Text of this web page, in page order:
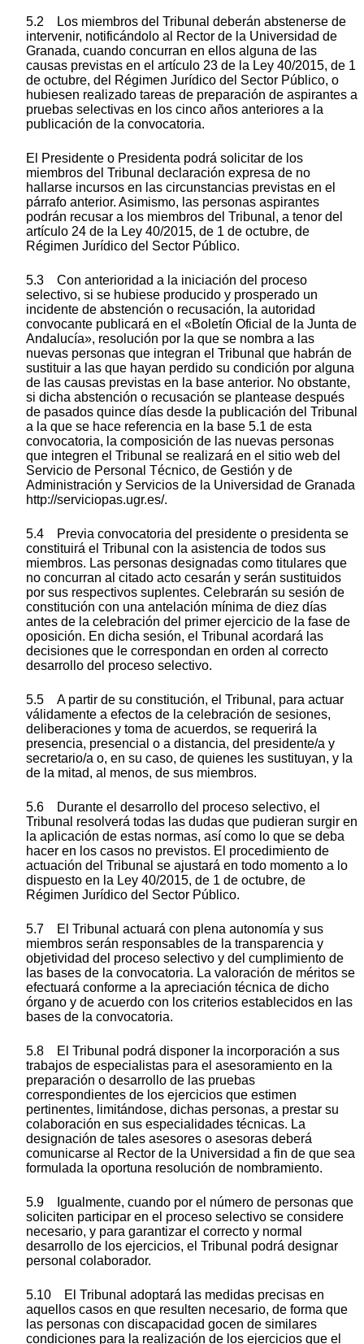
5.2 Los miembros del Tribunal deberán abstenerse de
intervenir, notificándolo al Rector de la Universidad de
Granada, cuando concurran en ellos alguna de las
causas previstas en el artículo 23 de la Ley 40/2015, de 1
de octubre, del Régimen Jurídico del Sector Público, o
hubiesen realizado tareas de preparación de aspirantes a
pruebas selectivas en los cinco años anteriores a la
publicación de la convocatoria.
El Presidente o Presidenta podrá solicitar de los
miembros del Tribunal declaración expresa de no
hallarse incursos en las circunstancias previstas en el
párrafo anterior. Asimismo, las personas aspirantes
podrán recusar a los miembros del Tribunal, a tenor del
artículo 24 de la Ley 40/2015, de 1 de octubre, de
Régimen Jurídico del Sector Público.
5.3 Con anterioridad a la iniciación del proceso
selectivo, si se hubiese producido y prosperado un
incidente de abstención o recusación, la autoridad
convocante publicará en el «Boletín Oficial de la Junta de
Andalucía», resolución por la que se nombra a las
nuevas personas que integran el Tribunal que habrán de
sustituir a las que hayan perdido su condición por alguna
de las causas previstas en la base anterior. No obstante,
si dicha abstención o recusación se plantease después
de pasados quince días desde la publicación del Tribunal
a la que se hace referencia en la base 5.1 de esta
convocatoria, la composición de las nuevas personas
que integren el Tribunal se realizará en el sitio web del
Servicio de Personal Técnico, de Gestión y de
Administración y Servicios de la Universidad de Granada
http://serviciopas.ugr.es/.
5.4 Previa convocatoria del presidente o presidenta se
constituirá el Tribunal con la asistencia de todos sus
miembros. Las personas designadas como titulares que
no concurran al citado acto cesarán y serán sustituidos
por sus respectivos suplentes. Celebrarán su sesión de
constitución con una antelación mínima de diez días
antes de la celebración del primer ejercicio de la fase de
oposición. En dicha sesión, el Tribunal acordará las
decisiones que le correspondan en orden al correcto
desarrollo del proceso selectivo.
5.5 A partir de su constitución, el Tribunal, para actuar
válidamente a efectos de la celebración de sesiones,
deliberaciones y toma de acuerdos, se requerirá la
presencia, presencial o a distancia, del presidente/a y
secretario/a o, en su caso, de quienes les sustituyan, y la
de la mitad, al menos, de sus miembros.
5.6 Durante el desarrollo del proceso selectivo, el
Tribunal resolverá todas las dudas que pudieran surgir en
la aplicación de estas normas, así como lo que se deba
hacer en los casos no previstos. El procedimiento de
actuación del Tribunal se ajustará en todo momento a lo
dispuesto en la Ley 40/2015, de 1 de octubre, de
Régimen Jurídico del Sector Público.
5.7 El Tribunal actuará con plena autonomía y sus
miembros serán responsables de la transparencia y
objetividad del proceso selectivo y del cumplimiento de
las bases de la convocatoria. La valoración de méritos se
efectuará conforme a la apreciación técnica de dicho
órgano y de acuerdo con los criterios establecidos en las
bases de la convocatoria.
5.8 El Tribunal podrá disponer la incorporación a sus
trabajos de especialistas para el asesoramiento en la
preparación o desarrollo de las pruebas
correspondientes de los ejercicios que estimen
pertinentes, limitándose, dichas personas, a prestar su
colaboración en sus especialidades técnicas. La
designación de tales asesores o asesoras deberá
comunicarse al Rector de la Universidad a fin de que sea
formulada la oportuna resolución de nombramiento.
5.9 Igualmente, cuando por el número de personas que
soliciten participar en el proceso selectivo se considere
necesario, y para garantizar el correcto y normal
desarrollo de los ejercicios, el Tribunal podrá designar
personal colaborador.
5.10 El Tribunal adoptará las medidas precisas en
aquellos casos en que resulten necesario, de forma que
las personas con discapacidad gocen de similares
condiciones para la realización de los ejercicios que el